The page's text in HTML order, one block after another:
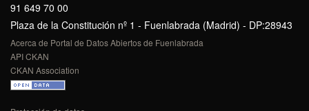
91 649 70 00
Plaza de la Constitución nº 1 - Fuenlabrada (Madrid) - DP:28943
Acerca de Portal de Datos Abiertos de Fuenlabrada
API CKAN
CKAN Association